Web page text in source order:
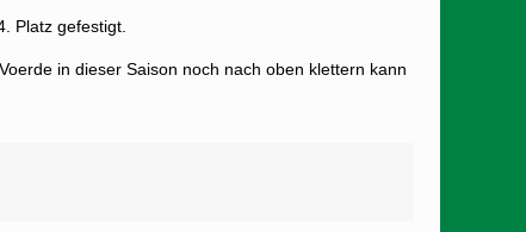
Platz gefestigt.
in dieser Saison noch nach oben klettern kann